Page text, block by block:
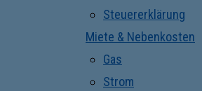
Steuererklärung
Miete & Nebenkosten
Gas
Strom